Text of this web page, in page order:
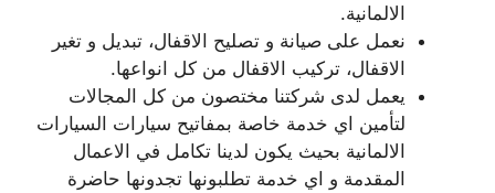
الالمانية.
نعمل على صيانة و تصليح الاقفال، تبديل و تغير
الاقفال، تركيب الاقفال من كل انواعها.
يعمل لدى شركتنا مختصون من كل المجالات
لتأمين اي خدمة خاصة بمفاتيح سيارات السيارات
الالمانية بحيث يكون لدينا تكامل في الاعمال
المقدمة و اي خدمة تطلبونها تجدونها حاضرة